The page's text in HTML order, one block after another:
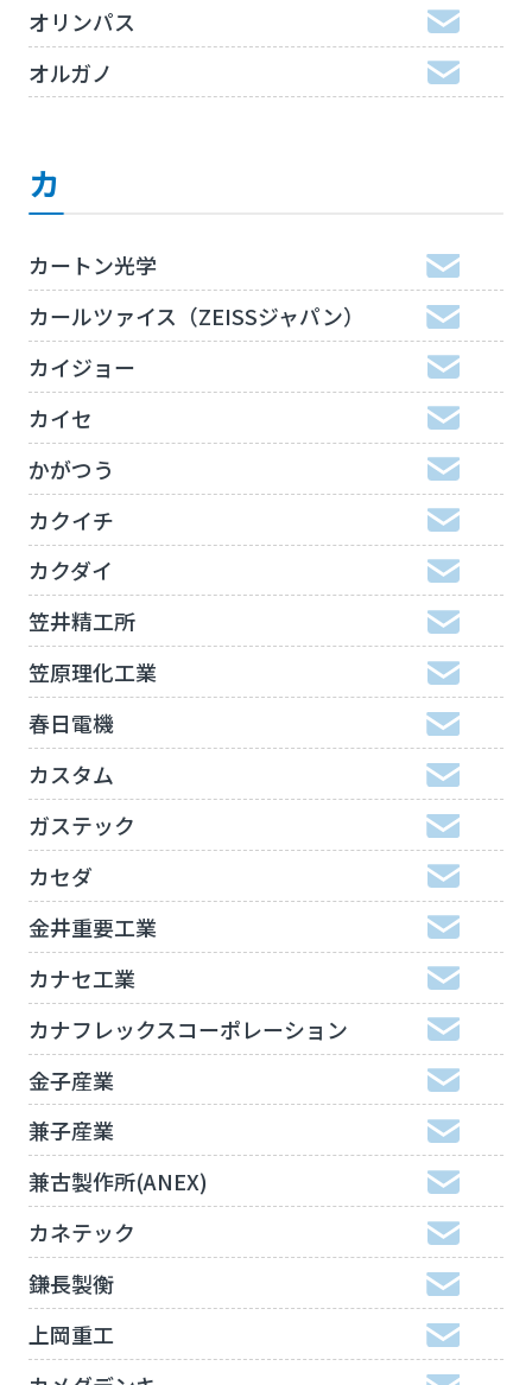
オリンパス
オルガノ
カ
カートン光学
カールツァイス（ZEISSジャパン）
カイジョー
カイセ
かがつう
カクイチ
カクダイ
笠井精工所
笠原理化工業
春日電機
カスタム
ガステック
カセダ
金井重要工業
カナセ工業
カナフレックスコーポレーション
金子産業
兼子産業
兼古製作所(ANEX)
カネテック
鎌長製衡
上岡重工